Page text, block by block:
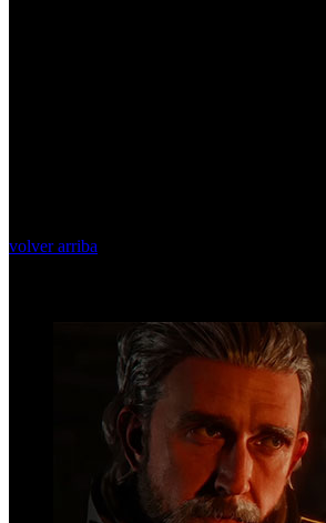
volver arriba